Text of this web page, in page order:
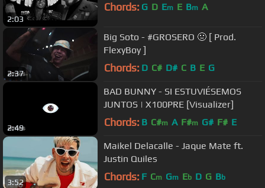
2:03
Chords: G D Em E Bm A
2:37
Big Soto - #GROSERO 🤢 [ Prod.
FlexyBoy ]
Chords: D C# D# C B E G
2:49
BAD BUNNY - SI ESTUVIÉSEMOS
JUNTOS | X100PRE [Visualizer]
Chords: B C#m A F#m G# F# E
3:52
Maikel Delacalle - Jaque Mate ft.
Justin Quiles
Chords: F Cm Gm Eb D G Bb